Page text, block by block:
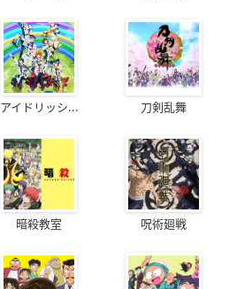
アイドリッシ... 刀剣乱舞
暗殺教室 呪術廻戦